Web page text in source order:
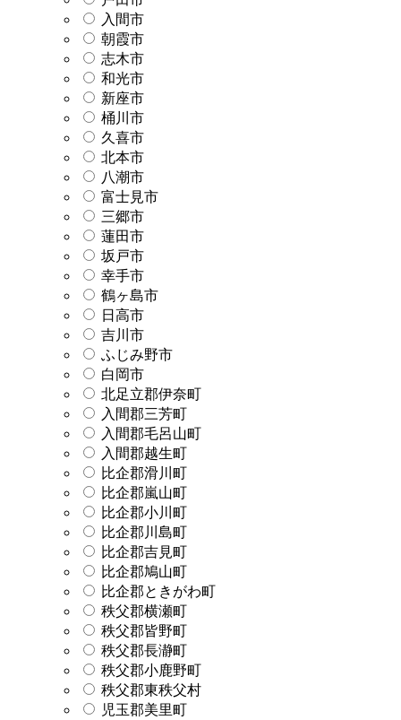
入間市
朝霞市
志木市
和光市
新座市
桶川市
久喜市
北本市
八潮市
富士見市
三郷市
蓮田市
坂戸市
幸手市
鶴ヶ島市
日高市
吉川市
ふじみ野市
白岡市
北足立郡伊奈町
入間郡三芳町
入間郡毛呂山町
入間郡越生町
比企郡滑川町
比企郡嵐山町
比企郡小川町
比企郡川島町
比企郡吉見町
比企郡鳩山町
比企郡ときがわ町
秩父郡横瀬町
秩父郡皆野町
秩父郡長瀞町
秩父郡小鹿野町
秩父郡東秩父村
児玉郡美里町